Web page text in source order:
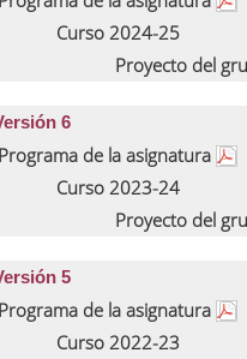
Curso 2024-25
Proyecto del
6
Programa de la asignatura
Curso 2023-24
Proyecto del
5
Programa de la asignatura
Curso 2022-23